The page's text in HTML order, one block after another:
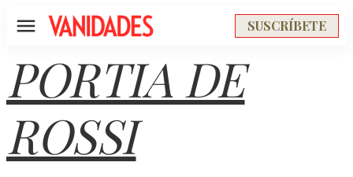
Menú SUSCRÍBETE
PORTIA DE
ROSSI